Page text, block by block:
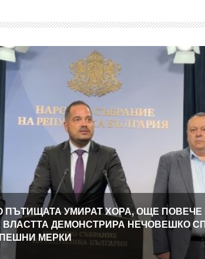
ПЪТИЩАТА УМИРАТ ХОРА, ОЩЕ ПОВЕЧЕ
ДЕМОНСТРИРА НЕЧОВЕШКО
МЕРКИ